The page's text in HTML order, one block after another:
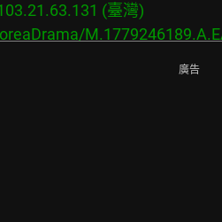
(臺灣)
廣告